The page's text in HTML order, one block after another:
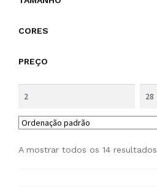
CORES
PREÇO
A mostrar todos os 14 resultados